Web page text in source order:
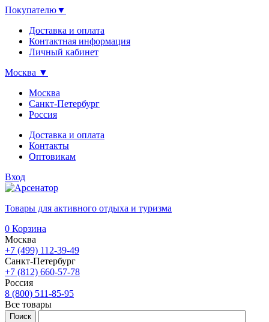
Покупателю▼
Доставка и оплата
Контактная информация
Личный кабинет
Москва ▼
Москва
Санкт-Петербург
Россия
Доставка и оплата
Контакты
Оптовикам
Вход
Товары для активного отдыха и туризма
0 Корзина
Москва
+7 (499) 112-39-49
Санкт-Петербург
+7 (812) 660-57-78
Россия
8 (800) 511-85-95
Все товары